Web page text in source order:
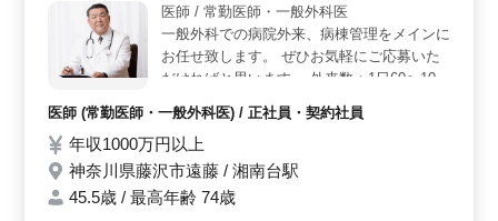
者も歓迎されています。 ＜働きやすさ＞ 週2〜4日
の勤務で、週休3日制の休日体制が整っています。休日は
土日祝日を含む他、GW休暇や夏季休暇、年末年始休暇、
有給休暇など、充実した休暇制度が整っています。車通
医師 / 常勤医師・一般外科医
一般外科での病院外来、病棟管理をメインに
お任せ致します。 ぜひお気軽にご応募いた
だければと思います。 外来数：1日60〜100
名程 夜勤・当直：あり(週1日程 応相談) ※
不可の方もご相談下さい。
医師 (常勤医師・一般外科医) / 正社員・契約社員
年収1000万円以上
神奈川県藤沢市遠藤 / 湘南台駅
45.5歳 / 最高年齢 74歳